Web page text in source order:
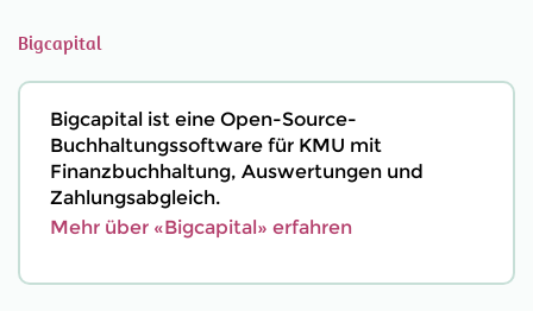
Bigcapital
Bigcapital ist eine Open-Source-
Buchhaltungssoftware für KMU mit
Finanzbuchhaltung, Auswertungen und
Zahlungsabgleich.
Mehr über «Bigcapital» erfahren